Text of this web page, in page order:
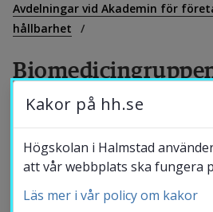
Avdelningar vid Akademin för
hållbarhet
Forskargruppen inom
Biomedicine research
forskning och
Forskning
Om
Kakor på hh.se
Högskolan i Halmstad
att vår webbplats ska fungera
Läs mer i vår policy om kakor